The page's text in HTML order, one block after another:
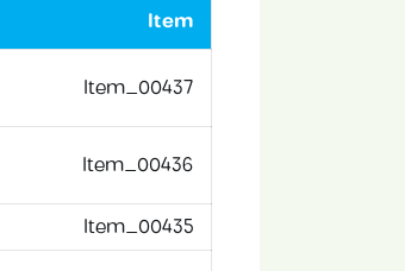
Item
Item_00437
Item_00436
Item_00435